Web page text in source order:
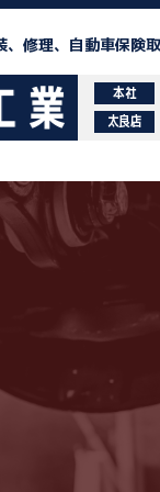
修理、自動車保険
本社
太良店